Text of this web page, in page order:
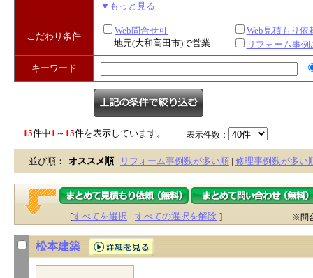
▼もっと見る
こだわり条件
Web問合せ可
Web見積もり依
地元(大和高田市)で営業
リフォーム事例
キーワード
15件中1 ～ 15件を表示しています。 表示件数：
並び順： オススメ順 | リフォーム事例数が多い順 | 修理事例数が多い
[すべてを選択 | すべての選択を解除 ] ※問
松本建築